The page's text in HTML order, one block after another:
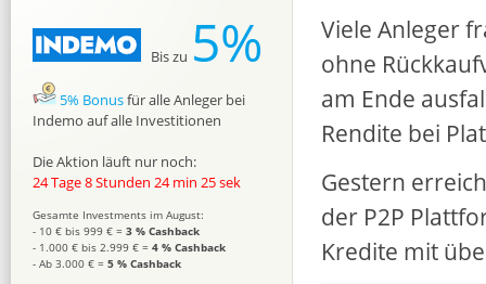
Viele Anleger
ohne
am Ende
Rendite bei
Gestern
der P2P
Kredite mit
Bis zu 5%
5% Bonusfür alle Anleger bei
Indemo auf alle Investitionen
Die Aktion läuft nur noch:
24 Tage 8 Stunden 24 min 24 sek
Gesamte Investments im August:
- 10 € bis 999 € = 3 % Cashback
- 1.000 € bis 2.999 € = 4 % Cashback
- Ab 3.000 € = 5 % Cashback